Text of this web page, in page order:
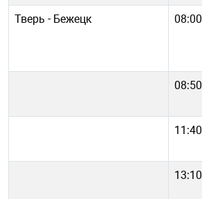
Тверь - Бежецк 08:00
08:50
11:40
13:10